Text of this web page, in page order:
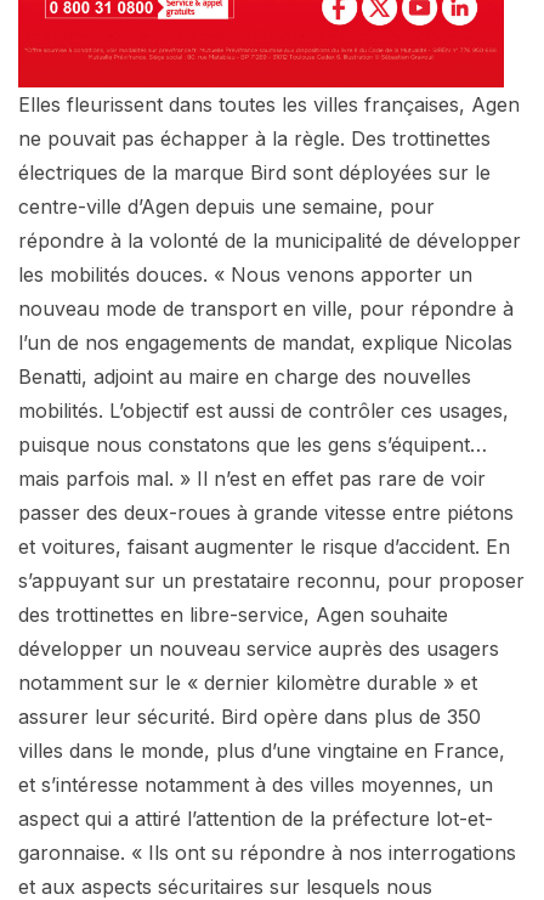
Elles fleurissent dans toutes les villes françaises, Agen
ne pouvait pas échapper à la règle. Des trottinettes
électriques de la marque Bird sont déployées sur le
centre-ville d’Agen depuis une semaine, pour
répondre à la volonté de la municipalité de développer
les mobilités douces. « Nous venons apporter un
nouveau mode de transport en ville, pour répondre à
l’un de nos engagements de mandat, explique Nicolas
Benatti, adjoint au maire en charge des nouvelles
mobilités. L’objectif est aussi de contrôler ces usages,
puisque nous constatons que les gens s’équipent…
mais parfois mal. » Il n’est en effet pas rare de voir
passer des deux-roues à grande vitesse entre piétons
et voitures, faisant augmenter le risque d’accident. En
s’appuyant sur un prestataire reconnu, pour proposer
des trottinettes en libre-service, Agen souhaite
développer un nouveau service auprès des usagers
notamment sur le « dernier kilomètre durable » et
assurer leur sécurité. Bird opère dans plus de 350
villes dans le monde, plus d’une vingtaine en France,
et s’intéresse notamment à des villes moyennes, un
aspect qui a attiré l’attention de la préfecture lot-et-
garonnaise. « Ils ont su répondre à nos interrogations
et aux aspects sécuritaires sur lesquels nous